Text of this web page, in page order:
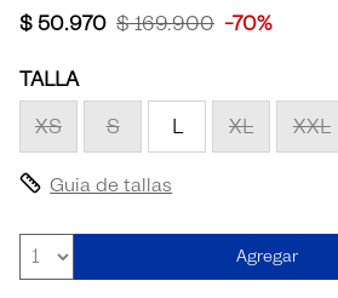
$ 50.970 $ 169.900 -70%
TALLA
XS
S L XL XXL
Guia de tallas
Agregar